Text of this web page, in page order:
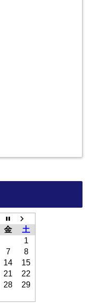
金
土
1
7
8
14
15
21
22
28
29